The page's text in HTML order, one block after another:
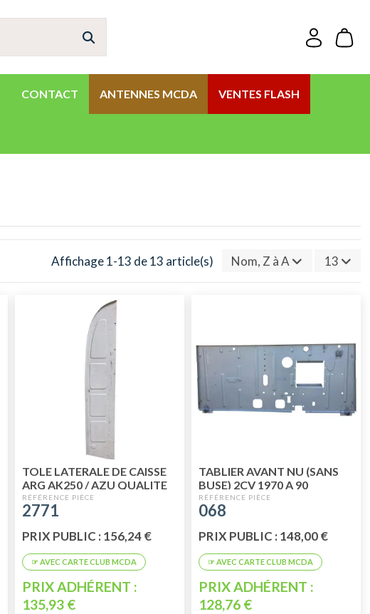
CONTACT ANTENNES MCDA VENTES FLASH
Affichage 1-13 de 13 article(s) Nom, Z à A 13
TOLE LATERALE DE CAISSE
ARG AK250 / AZU QUALITE
SUPERIEURE
2771
PRIX PUBLIC : 156,24 €
PRIX ADHÉRENT :
135,93 €
TABLIER AVANT NU (SANS
BUSE) 2CV 1970 A 90
BERLINE - FOURGONNETTE
068
PRIX PUBLIC : 148,00 €
PRIX ADHÉRENT :
128,76 €